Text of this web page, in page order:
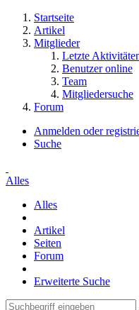
Startseite
Artikel
Mitglieder
Letzte
Benutzer online
Team
Mitgliedersuche
Forum
Anmelden oder
Suche
Alles
Alles
Artikel
Seiten
Forum
Erweiterte Suche